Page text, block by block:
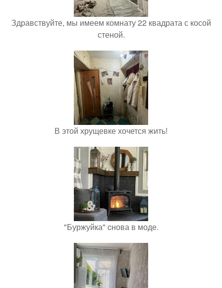
Здравствуйте, мы имеем комнату 22 квадрата с косой
стеной.
В этой хрущевке хочется жить!
"Буржуйка" cнова в моде.